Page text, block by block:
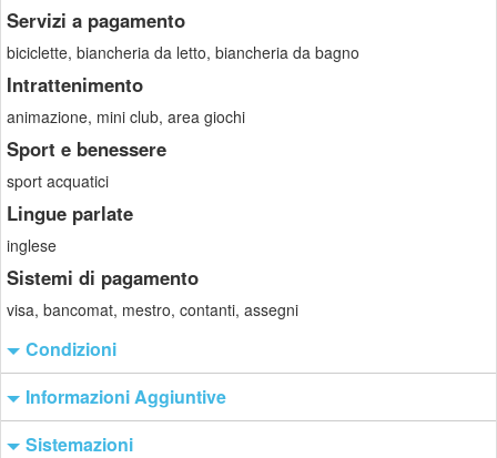
Servizi a pagamento
biciclette, biancheria da letto, biancheria da bagno
Intrattenimento
animazione, mini club, area giochi
Sport e benessere
sport acquatici
Lingue parlate
inglese
Sistemi di pagamento
visa, bancomat, mestro, contanti, assegni
Condizioni
Informazioni Aggiuntive
Sistemazioni